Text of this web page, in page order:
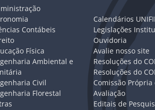
Contábeis
Física
Ambiental e
Civil
Florestal
Calendários
Legislações
Ouvidoria
Avalie nosso site
Resoluções do
Resoluções do
Comissão Própria
Avaliação
Editais de